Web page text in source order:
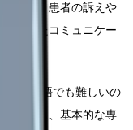
能力、患者の訴えや
慮したコミュニケー
は日本語でも難しいの
。でも、基本的な専